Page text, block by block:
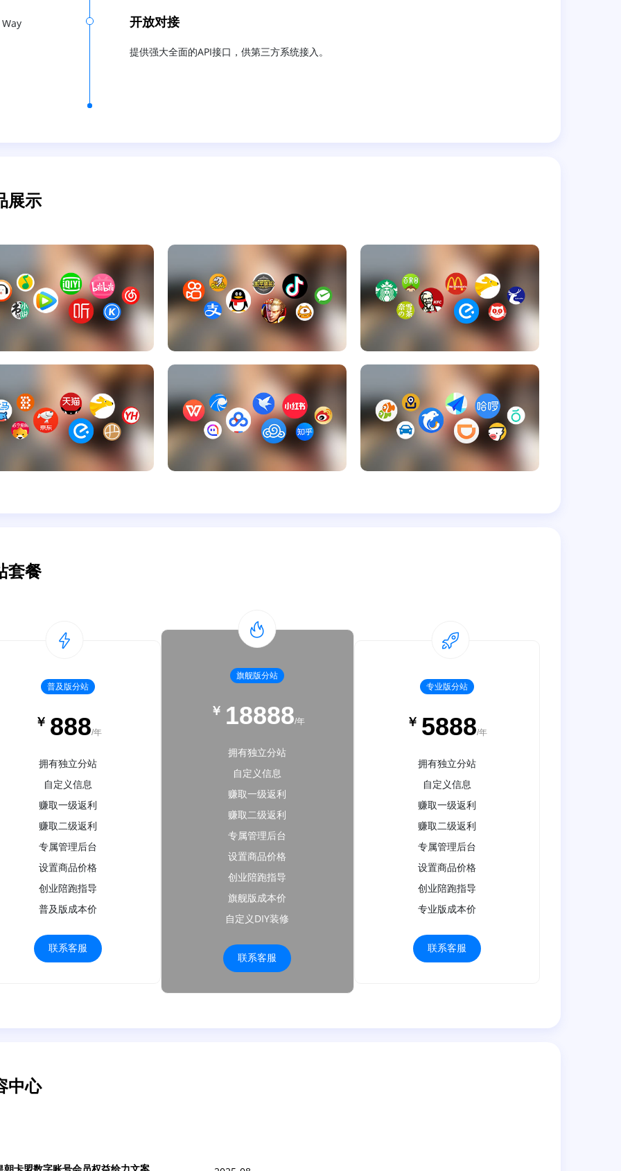
开放对接
提供强大全面的API接口，供第三方系统接入。
展示
套餐
普及版分站
￥ 888/年
拥有独立分站
自定义信息
赚取一级返利
赚取二级返利
专属管理后台
设置商品价格
创业陪跑指导
普及版成本价
联系客服
旗舰版分站
￥ 18888/年
拥有独立分站
自定义信息
赚取一级返利
赚取二级返利
专属管理后台
设置商品价格
创业陪跑指导
旗舰版成本价
自定义DIY装修
联系客服
专业版分站
￥ 5888/年
拥有独立分站
自定义信息
赚取一级返利
赚取二级返利
专属管理后台
设置商品价格
创业陪跑指导
专业版成本价
联系客服
中心
朝卡盟数字账号会员权益给力文案